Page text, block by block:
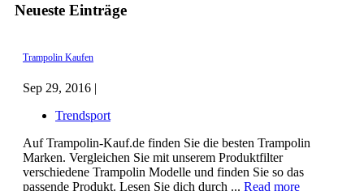
Neueste Einträge
Trampolin Kaufen
Sep 29, 2016 |
Trendsport
Auf Trampolin-Kauf.de finden Sie die besten Trampolin
Marken. Vergleichen Sie mit unserem Produktfilter
verschiedene Trampolin Modelle und finden Sie so das
passende Produkt. Lesen Sie dich durch ... Read more